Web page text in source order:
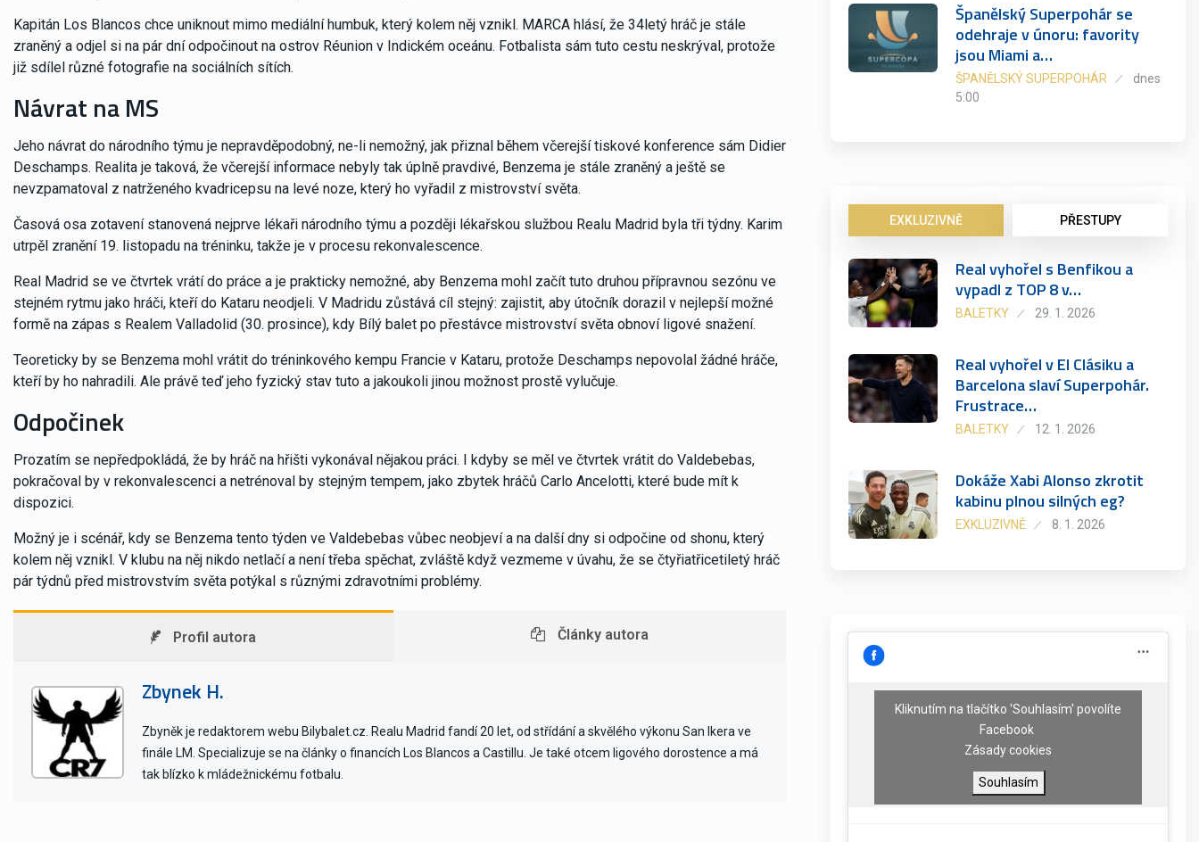
Kapitán Los Blancos chce uniknout mimo mediální humbuk, který kolem něj vznikl. MARCA hlásí, že 34letý hráč je stále
zraněný a odjel si na pár dní odpočinout na ostrov Réunion v Indickém oceánu. Fotbalista sám tuto cestu neskrýval, protože
již sdílel různé fotografie na sociálních sítích.
Návrat na MS
Jeho návrat do národního týmu je nepravděpodobný, ne-li nemožný, jak přiznal během včerejší tiskové konference sám Didier
Deschamps. Realita je taková, že včerejší informace nebyly tak úplně pravdivé, Benzema je stále zraněný a ještě se
nevzpamatoval z natrženého kvadricepsu na levé noze, který ho vyřadil z mistrovství světa.
Časová osa zotavení stanovená nejprve lékaři národního týmu a později lékařskou službou Realu Madrid byla tři týdny. Karim
utrpěl zranění 19. listopadu na tréninku, takže je v procesu rekonvalescence.
Real Madrid se ve čtvrtek vrátí do práce a je prakticky nemožné, aby Benzema mohl začít tuto druhou přípravnou sezónu ve
stejném rytmu jako hráči, kteří do Kataru neodjeli. V Madridu zůstává cíl stejný: zajistit, aby útočník dorazil v nejlepší možné
formě na zápas s Realem Valladolid (30. prosince), kdy Bílý balet po přestávce mistrovství světa obnoví ligové snažení.
Teoreticky by se Benzema mohl vrátit do tréninkového kempu Francie v Kataru, protože Deschamps nepovolal žádné hráče,
kteří by ho nahradili. Ale právě teď jeho fyzický stav tuto a jakoukoli jinou možnost prostě vylučuje.
Odpočinek
Prozatím se nepředpokládá, že by hráč na hřišti vykonával nějakou práci. I kdyby se měl ve čtvrtek vrátit do Valdebebas,
pokračoval by v rekonvalescenci a netrénoval by stejným tempem, jako zbytek hráčů Carlo Ancelotti, které bude mít k
dispozici.
Možný je i scénář, kdy se Benzema tento týden ve Valdebebas vůbec neobjeví a na další dny si odpočine od shonu, který
kolem něj vznikl. V klubu na něj nikdo netlačí a není třeba spěchat, zvláště když vezmeme v úvahu, že se čtyřiatřicetiletý hráč
pár týdnů před mistrovstvím světa potýkal s různými zdravotními problémy.
Profil autora Články autora
Zbynek H.
Zbyněk je redaktorem webu Bilybalet.cz. Realu Madrid fandí 20 let, od střídání a skvělého výkonu San Ikera ve
finále LM. Specializuje se na články o financích Los Blancos a Castillu. Je také otcem ligového dorostence a má
tak blízko k mládežnickému fotbalu.
Španělský Superpohár se
odehraje v únoru: favority
jsou Miami a…
ŠPANĚLSKÝ SUPERPOHÁR
dnes
5:00
EXKLUZIVNĚ PŘESTUPY
Real vyhořel s Benfikou a
vypadl z TOP 8 v…
BALETKY 29. 1. 2026
Real vyhořel v El Clásiku a
Barcelona slaví Superpohár.
Frustrace…
BALETKY 12. 1. 2026
Dokáže Xabi Alonso zkrotit
kabinu plnou silných eg?
EXKLUZIVNĚ 8. 1. 2026
Kliknutím na tlačítko 'Souhlasím' povolíte
Facebook
Zásady cookies
Souhlasím